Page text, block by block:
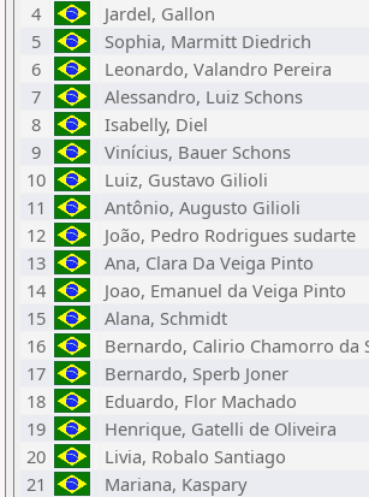
4
Jardel, Gallon
5
Sophia, Marmitt Diedrich
6
Leonardo, Valandro Pereira
7
Alessandro, Luiz Schons
8
Isabelly, Diel
9
Vinícius, Bauer Schons
10
Luiz, Gustavo Gilioli
11
Antônio, Augusto Gilioli
12
João, Pedro Rodrigues sudarte
13
Ana, Clara Da Veiga Pinto
14
Joao, Emanuel da Veiga Pinto
15
Alana, Schmidt
16
Bernardo, Calirio Chamorro da
17
Bernardo, Sperb Joner
18
Eduardo, Flor Machado
19
Henrique, Gatelli de Oliveira
20
Livia, Robalo Santiago
21
Mariana, Kaspary